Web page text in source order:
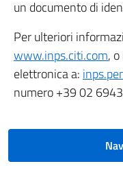
un documento di
Per ulteriori
www.inps.citi.com,
elettronica a:
numero +39 02